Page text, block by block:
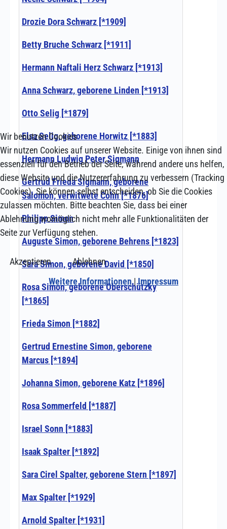
Wir benutzen Cookies
Wir nutzen Cookies auf unserer Website. Einige von ihnen sind
essenziell für den Betrieb der Seite, während andere uns helfen,
diese Website und die Nutzererfahrung zu verbessern (Tracking
Cookies). Sie können selbst entscheiden, ob Sie die Cookies
zulassen möchten. Bitte beachten Sie, dass bei einer
Ablehnung womöglich nicht mehr alle Funktionalitäten der
Seite zur Verfügung stehen.
Akzeptieren
Ablehnen
Weitere Informationen|Impressum